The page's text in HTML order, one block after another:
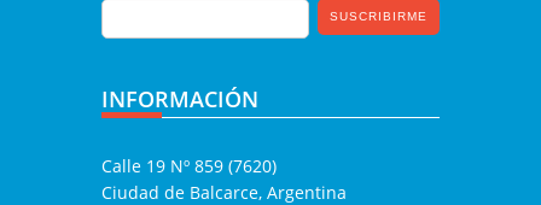
INFORMACIÓN
Calle 19 Nº 859 (7620)
Ciudad de Balcarce, Argentina